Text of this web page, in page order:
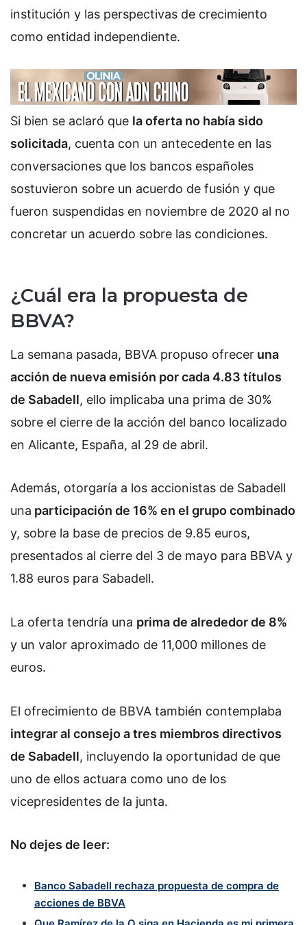
institución y las perspectivas de crecimiento
como entidad independiente.
Si bien se aclaró que la oferta no había sido
solicitada, cuenta con un antecedente en las
conversaciones que los bancos españoles
sostuvieron sobre un acuerdo de fusión y que
fueron suspendidas en noviembre de 2020 al no
concretar un acuerdo sobre las condiciones.
¿Cuál era la propuesta de
BBVA?
La semana pasada, BBVA propuso ofrecer una
acción de nueva emisión por cada 4.83 títulos
de Sabadell, ello implicaba una prima de 30%
sobre el cierre de la acción del banco localizado
en Alicante, España, al 29 de abril.
Además, otorgaría a los accionistas de Sabadell
una participación de 16% en el grupo combinado
y, sobre la base de precios de 9.85 euros,
presentados al cierre del 3 de mayo para BBVA y
1.88 euros para Sabadell.
La oferta tendría una prima de alrededor de 8%
y un valor aproximado de 11,000 millones de
euros.
El ofrecimiento de BBVA también contemplaba
integrar al consejo a tres miembros directivos
de Sabadell, incluyendo la oportunidad de que
uno de ellos actuara como uno de los
vicepresidentes de la junta.
No dejes de leer:
Banco Sabadell rechaza propuesta de compra de
acciones de BBVA